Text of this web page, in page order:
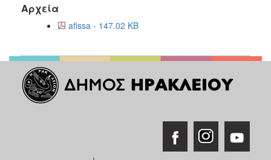
ΠΟΛΙΤΙΣΜΟΣ
ΑΝΘΕΚΤΙΚΗ
Αρχεία
afissa - 147.02 KB